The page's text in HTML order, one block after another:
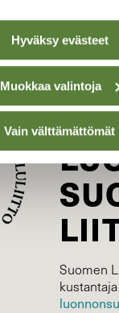
Hyväksy evästeet
Muokkaa valintoja
Vain välttämättömät
Äänestä
Tilaa
Suomen